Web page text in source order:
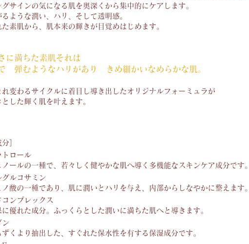
グサインの気になる肌を奥深くから集中的にケアします。
ような潤い、ハリ、そして透明感。
た素肌から、肌本来の輝きが目覚めはじめます。
に満ちた素肌それは
弾むようなハリがあり きめ細かいなめらかな肌。
れ変わるサイクルに着目し導き出したオリジナルフォーミュラが
とした輝く肌を叶えます。
］
トロール
ノールの一種で、若々しく健やかな肌へ導く多機能なスキンケア成分です。
グルコサミン
ノ酸の一種であり、肌に潤いとハリを与え、内部からしなやかに整えます。
コンプレックス
に優れた成分。ふっくらとした潤いに満ちた肌へと導きます。
ン
ずくより抽出した、すぐれた保水性を有する保湿成分です。